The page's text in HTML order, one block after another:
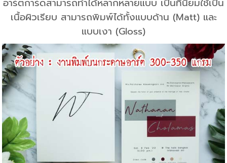
อาร์ตการ์ดสามารถทำได้หลากหลายแบบ เป็นที่นิยมใช้เป็น
เนื้อผิวเรียบ สามารถพิมพ์ได้ทั้งแบบด้าน (Matt) และ
แบบเงา (Gloss)